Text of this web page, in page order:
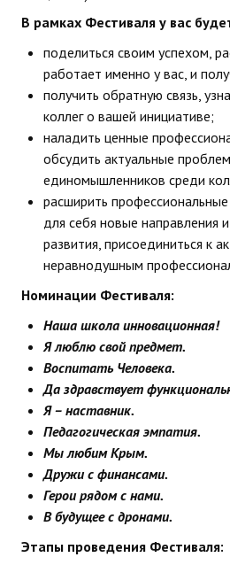
В рамках Фестиваля у вас
поделиться своим успехом,
работает именно у вас, и
получить обратную связь,
коллег о вашей инициативе;
наладить ценные
обсудить актуальные
единомышленников среди
расширить
для себя новые направления
развития, присоединиться к
неравнодушным
Номинации Фестиваля:
Наша школа инновационная!
Я люблю свой предмет.
Воспитать Человека.
Да здравствует
Я – наставник.
Педагогическая эмпатия.
Мы любим Крым.
Дружи с финансами.
Герои рядом с нами.
В будущее с дронами.
Этапы проведения Фестиваля: